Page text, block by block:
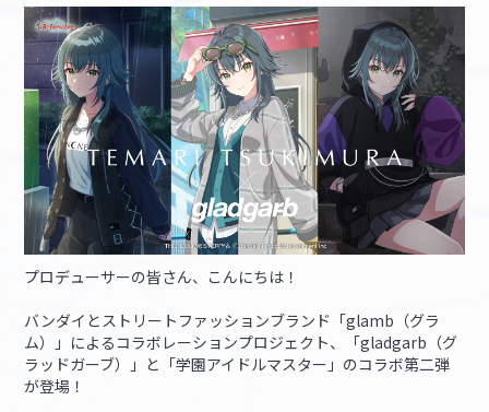
マイスケジュール メモ
マイデスク設定変更 バンダイナムコID Link設定
プロデューサーの皆さん、こんにちは！
バンダイとストリートファッションブランド「glamb（グラ
ム）」によるコラボレーションプロジェクト、「gladgarb（グ
ラッドガーブ）」と「学園アイドルマスター」のコラボ第二弾
が登場！